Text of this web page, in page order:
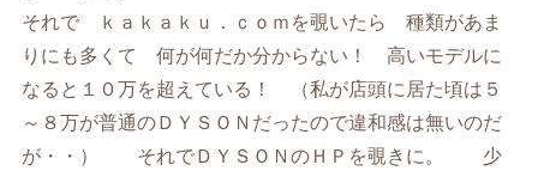
それで ｋａｋａｋｕ．ｃｏｍを覗いたら 種類があま
りにも多くて 何が何だか分からない！ 高いモデルに
なると１０万を超えている！ （私が店頭に居た頃は５
～８万が普通のＤＹＳＯＮだったので違和感は無いのだ
が・・） それでＤＹＳＯＮのＨＰを覗きに。 少